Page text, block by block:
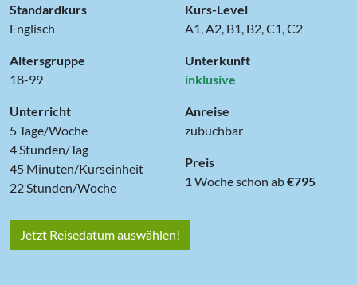
Standardkurs
Englisch
Altersgruppe
18-99
Unterricht
5 Tage/Woche
4 Stunden/Tag
45 Minuten/Kurseinheit
22 Stunden/Woche
Kurs-Level
A1, A2, B1, B2, C1, C2
Unterkunft
inklusive
Anreise
zubuchbar
Preis
1 Woche schon ab€795
Jetzt Reisedatum auswählen!